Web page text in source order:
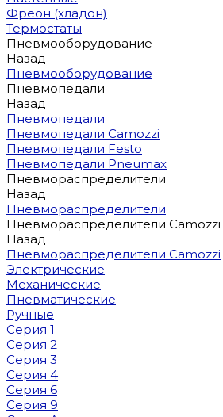
Фреон (хладон)
Термостаты
Пневмооборудование
Назад
Пневмооборудование
Пневмопедали
Назад
Пневмопедали
Пневмопедали Camozzi
Пневмопедали Festo
Пневмопедали Pneumax
Пневмораспределители
Назад
Пневмораспределители
Пневмораспределители Camozzi
Назад
Пневмораспределители Camozzi
Электрические
Механические
Пневматические
Ручные
Серия 1
Серия 2
Серия 3
Серия 4
Серия 6
Серия 9